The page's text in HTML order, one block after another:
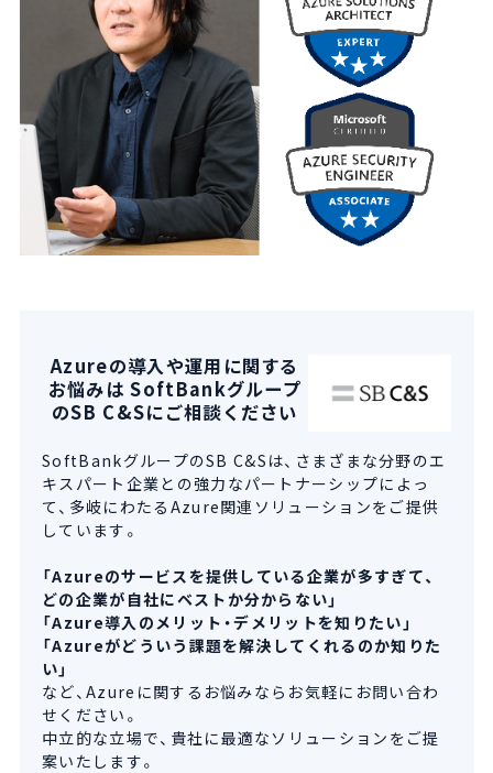
Azureの導入や運用に関する
お悩みは SoftBankグループ
のSB C&Sにご相談ください
SoftBankグループのSB C&Sは、さまざまな分野のエ
キスパート企業との強力なパートナーシップによっ
て、多岐にわたるAzure関連ソリューションをご提供
しています。
「Azureのサービスを提供している企業が多すぎて、
どの企業が自社にベストか分からない」
「Azure導入のメリット・デメリットを知りたい」
「Azureがどういう課題を解決してくれるのか知りた
い」
など、Azureに関するお悩みならお気軽にお問い合わ
せください。
中立的な立場で、貴社に最適なソリューションをご提
案いたします。